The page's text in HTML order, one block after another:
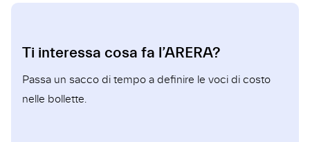
Ti interessa cosa fa l’ARERA?
Passa un sacco di tempo a definire le voci di costo
nelle bollette.